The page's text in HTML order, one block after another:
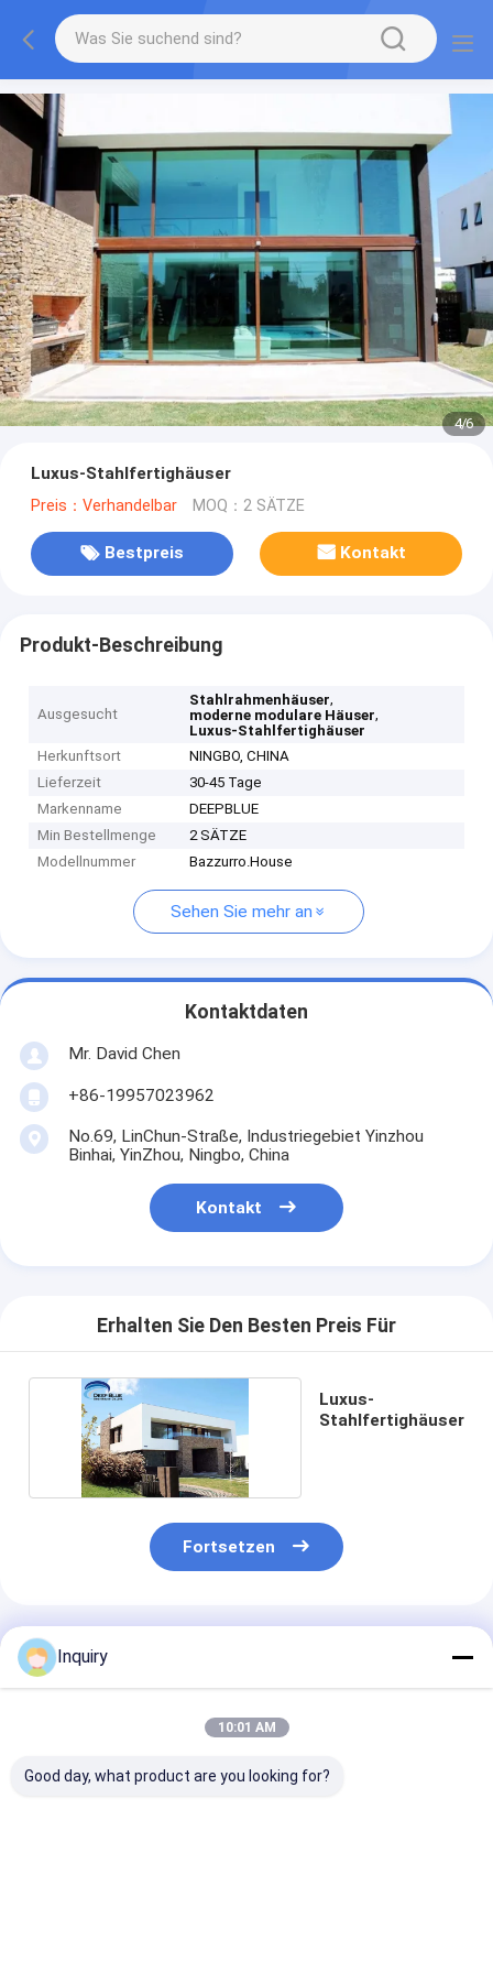
4/6
Luxus-Stahlfertighäuser
Preis：Verhandelbar MOQ：2 SÄTZE
Bestpreis Kontakt
Produkt-Beschreibung
Ausgesucht
Stahlrahmenhäuser,
moderne modulare Häuser,
Luxus-Stahlfertighäuser
Herkunftsort
NINGBO, CHINA
Lieferzeit
30-45 Tage
Markenname
DEEPBLUE
Min Bestellmenge
2 SÄTZE
Modellnummer
Bazzurro.House
Sehen Sie mehr an
Kontaktdaten
Mr. David Chen
+86-19957023962
No.69, LinChun-Straße, Industriegebiet Yinzhou
Binhai, YinZhou, Ningbo, China
Kontakt
Erhalten Sie Den Besten Preis Für
Luxus-
Stahlfertighäuser
Fortsetzen
Empfohlene Produkte
Inquiry
10:01 AM
Good day, what product are you looking for?